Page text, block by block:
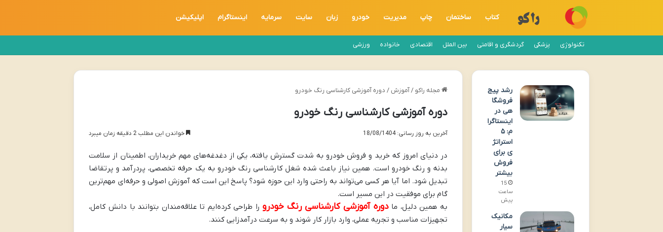
کتاب ساختمان چاپ مدیریت خودرو زبان سایت سرمایه اینستاگرام اپلیکیشن
تکنولوژی پزشکی گردشگری و اقامتی بین الملل اقتصادی خانواده ورزشی
مجله راکو /آموزش / دوره آموزشی کارشناسی رنگ خودرو
دوره آموزشی کارشناسی رنگ خودرو
آخرین به روز رسانی: 18/08/1404 خواندن این مطلب 2 دقیقه زمان میبرد
در دنیای امروز که خرید و فروش خودرو به شدت گسترش یافته، یکی از دغدغه‌های مهم خریداران، اطمینان از سلامت
بدنه و رنگ خودرو است. همین نیاز باعث شده شغل کارشناسی رنگ خودرو به یک حرفه تخصصی، پردرآمد و پرتقاضا
تبدیل شود. اما آیا هر کسی می‌تواند به راحتی وارد این حوزه شود؟ پاسخ این است که آموزش اصولی و حرفه‌ای مهم‌ترین
گام برای موفقیت در این مسیر است.
به همین دلیل، مادوره آموزشی کارشناسی رنگ خودرورا طراحی کرده‌ایم تا علاقه‌مندان بتوانند با دانش کامل،
تجهیزات مناسب و تجربه عملی، وارد بازار کار شوند و به سرعت درآمدزایی کنند.
رشد پیج
فروشگا
هی در
اینستاگرا
م: ۵
استراتژ
ی برای
فروش
بیشتر
15
ساعت
پیش
مکانیک
سیار